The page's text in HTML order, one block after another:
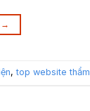
→
,top website